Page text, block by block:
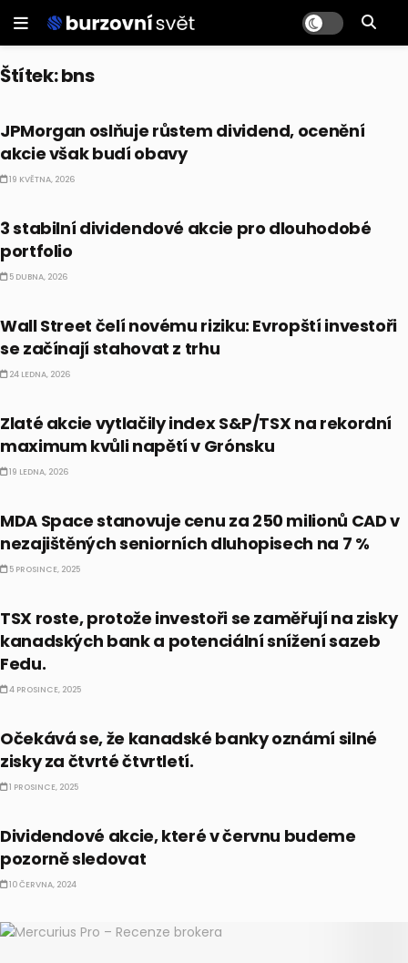
Štítek:bns
JPMorgan oslňuje růstem dividend, ocenění
akcie však budí obavy
19 KVĚTNA, 2026
3 stabilní dividendové akcie pro dlouhodobé
portfolio
5 DUBNA, 2026
Wall Street čelí novému riziku: Evropští investoři
se začínají stahovat z trhu
24 LEDNA, 2026
Zlaté akcie vytlačily index S&P/TSX na rekordní
maximum kvůli napětí v Grónsku
19 LEDNA, 2026
MDA Space stanovuje cenu za 250 milionů CAD v
nezajištěných seniorních dluhopisech na 7 %
5 PROSINCE, 2025
TSX roste, protože investoři se zaměřují na zisky
kanadských bank a potenciální snížení sazeb
Fedu.
4 PROSINCE, 2025
Očekává se, že kanadské banky oznámí silné
zisky za čtvrté čtvrtletí.
1 PROSINCE, 2025
Dividendové akcie, které v červnu budeme
pozorně sledovat
10 ČERVNA, 2024